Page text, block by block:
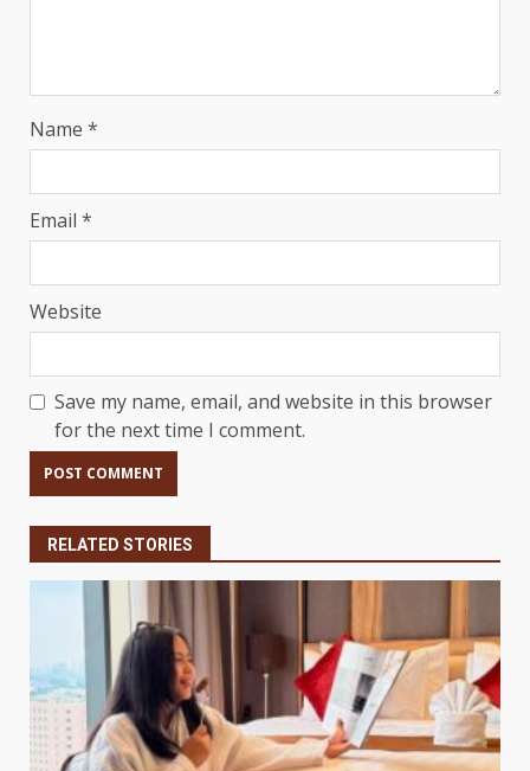
Name *
Email *
Website
Save my name, email, and website in this browser
for the next time I comment.
RELATED STORIES